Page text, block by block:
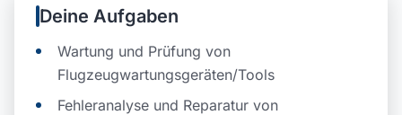
Deine Aufgaben
Wartung und Prüfung von
Flugzeugwartungsgeräten/Tools
Fehleranalyse und Reparatur von